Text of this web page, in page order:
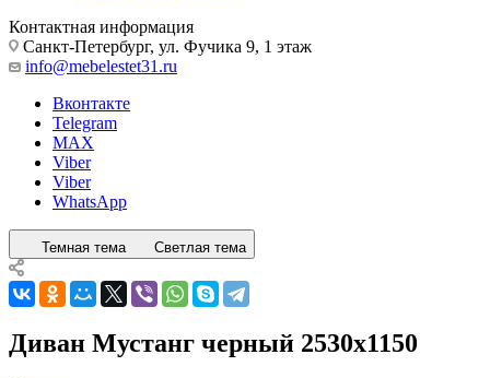
Контактная информация
Санкт-Петербург, ул. Фучика 9, 1 этаж
info@mebelestet31.ru
Вконтакте
Telegram
MAX
Viber
Viber
WhatsApp
Темная тема Светлая тема
Диван Мустанг черный 2530х1150